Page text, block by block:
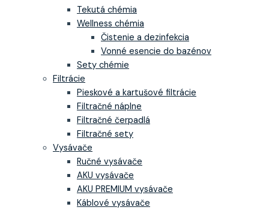
Tekutá chémia
Wellness chémia
Čistenie a dezinfekcia
Vonné esencie do bazénov
Sety chémie
Filtrácie
Pieskové a kartušové filtrácie
Filtračné náplne
Filtračné čerpadlá
Filtračné sety
Vysávače
Ručné vysávače
AKU vysávače
AKU PREMIUM vysávače
Káblové vysávače